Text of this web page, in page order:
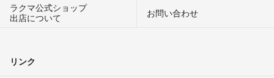
ラクマ公式ショップ
出店について
お問い合わせ
リンク